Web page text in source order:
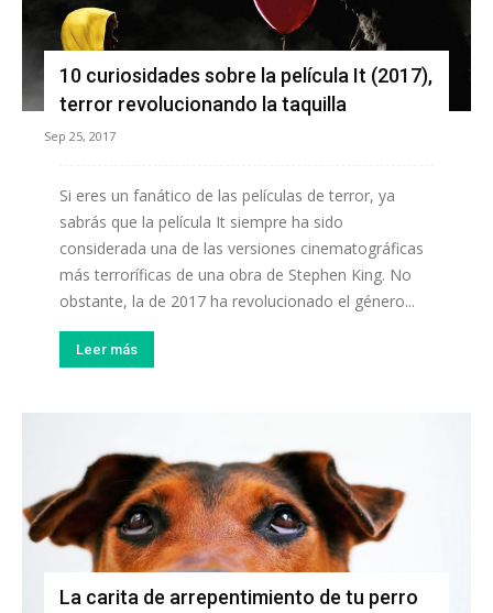
10 curiosidades sobre la película It (2017),
terror revolucionando la taquilla
Sep 25, 2017
Si eres un fanático de las películas de terror, ya
sabrás que la película It siempre ha sido
considerada una de las versiones cinematográficas
más terroríficas de una obra de Stephen King. No
obstante, la de 2017 ha revolucionado el género...
Leer más
La carita de arrepentimiento de tu perro